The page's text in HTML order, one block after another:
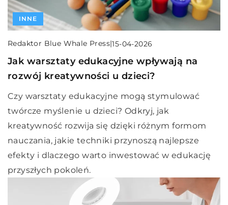
INNE
Redaktor Blue Whale Press|15-04-2026
Jak warsztaty edukacyjne wpływają na
rozwój kreatywności u dzieci?
Czy warsztaty edukacyjne mogą stymulować
twórcze myślenie u dzieci? Odkryj, jak
kreatywność rozwija się dzięki różnym formom
nauczania, jakie techniki przynoszą najlepsze
efekty i dlaczego warto inwestować w edukację
przyszłych pokoleń.